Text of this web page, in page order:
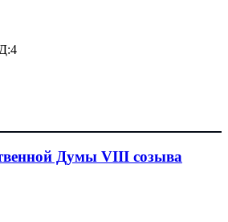
4
Думы VIII созыва